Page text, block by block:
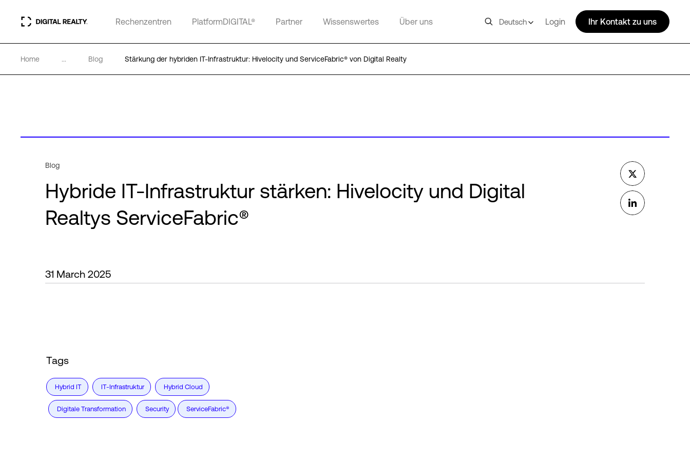
Rechenzentren PlatformDIGITAL® Partner Wissenswertes Über uns Deutsch Login Ihr Kontakt zu uns
Home ... Blog Stärkung der hybriden IT-Infrastruktur: Hivelocity und ServiceFabric® von Digital Realty
Blog
Hybride IT-Infrastruktur stärken: Hivelocity und Digital
Realtys ServiceFabric®
31 March 2025
Tags
Hybrid IT IT-Infrastruktur Hybrid Cloud
Digitale Transformation Security ServiceFabric®